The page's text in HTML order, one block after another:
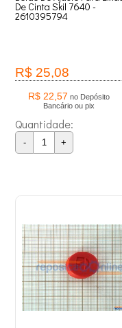
De Cinta Skil 7640 -
2610395794
R$ 25,08
R$ 22,57 no Depósito
Bancário ou pix
Quantidade:
- +